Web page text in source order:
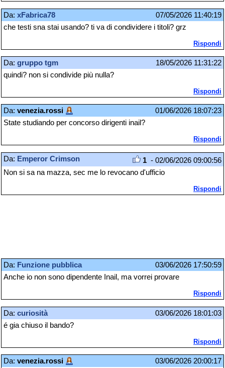
Da: xFabrica78
07/05/2026 11:40:19
che testi sna stai usando? ti va di condividere i titoli? grz
Rispondi
Da: gruppo tgm
18/05/2026 11:31:22
quindi? non si condivide più nulla?
Rispondi
Da: venezia.rossi
01/06/2026 18:07:23
State studiando per concorso dirigenti inail?
Rispondi
Da: Emperor Crimson 1 - 02/06/2026 09:00:56
Non si sa na mazza, sec me lo revocano d'ufficio
Rispondi
Da: Funzione pubblica
03/06/2026 17:50:59
Anche io non sono dipendente Inail, ma vorrei provare
Rispondi
Da: curiosità
03/06/2026 18:01:03
é gia chiuso il bando?
Rispondi
Da: venezia.rossi
03/06/2026 20:00:17